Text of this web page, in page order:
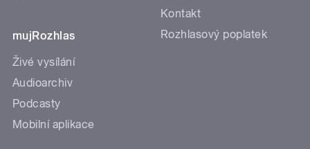
mujRozhlas
Živé vysílání
Audioarchiv
Podcasty
Mobilní aplikace
Kontakt
Rozhlasový poplatek